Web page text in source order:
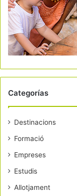
Categorías
Destinacions
Formació
Empreses
Estudis
Allotjament